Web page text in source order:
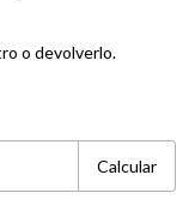
o devolverlo.
Calcular